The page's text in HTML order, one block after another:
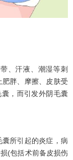
、汗液、潮湿等刺
胖、摩擦、皮肤受
，而引发外阴毛囊
所引起的炎症，病
(包括术前备皮损伤